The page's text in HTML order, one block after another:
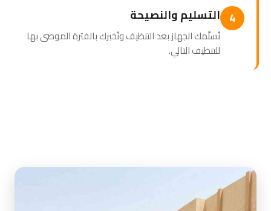
4 التسليم والنصيحة
نُسلّمك الجهاز بعد التنظيف ونُخبرك بالفترة الموصى بها
للتنظيف التالي.